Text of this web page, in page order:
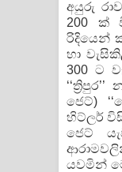
අයුරු
200 ක්
රිදියෙන්
හා
300 ට
ජෙට්)
හිට්ලර්
ජෙට්
යවමින්